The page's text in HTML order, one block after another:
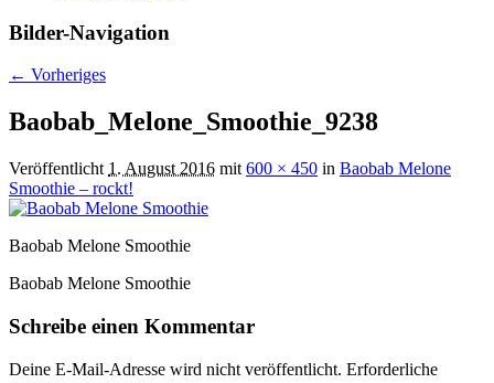
Bilder-Navigation
← Vorheriges
Baobab_Melone_Smoothie_9238
Veröffentlicht 1. August 2016 mit 600 × 450 in Baobab Melone
Smoothie – rockt!
Baobab Melone Smoothie
Baobab Melone Smoothie
Schreibe einen Kommentar
Deine E-Mail-Adresse wird nicht veröffentlicht. Erforderliche